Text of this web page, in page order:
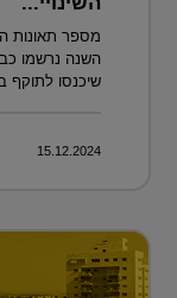
מספר תאונות
שיכנסו לתוקף
15.12.2024